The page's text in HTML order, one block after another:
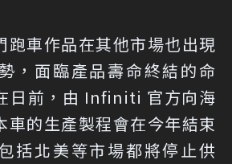
跑車作品在其他市場也出現
，面臨產品壽命終結的命
日前，由 Infiniti 官方向海
車的生產製程會在今年結束
括北美等市場都將停止供